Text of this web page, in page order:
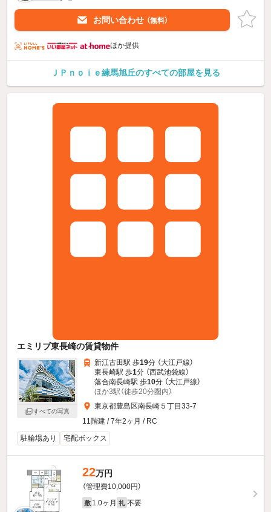
お問い合わせ （無料）
ほか提供
ＪＰｎｏｉｅ練馬旭丘のすべての部屋を見る
エミリブ東長崎の賃貸物件
すべての写真
新江古田駅 歩19分 （大江戸線）
東長崎駅 歩1分 （西武池袋線）
落合南長崎駅 歩10分 （大江戸線）
ほか3駅（徒歩20分圏内）
東京都豊島区南長崎５丁目33-7
11階建 / 7年2ヶ月 / RC
駐輪場あり
宅配ボックス
22万円
（管理費10,000円）
敷 1.0ヶ月 礼 不要